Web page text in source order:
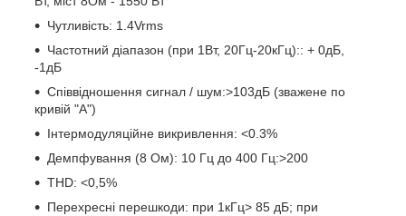
Чутливість: 1.4Vrms
Частотний діапазон (при 1Вт, 20Гц-20кГц):: + 0дБ,
-1дБ
Співвідношення сигнал / шум:>103дБ (зважене по
кривій "А")
Інтермодуляційне викривлення: <0.3%
Демпфування (8 Ом): 10 Гц до 400 Гц:>200
THD: <0,5%
Перехресні перешкоди: при 1кГц> 85 дБ; при